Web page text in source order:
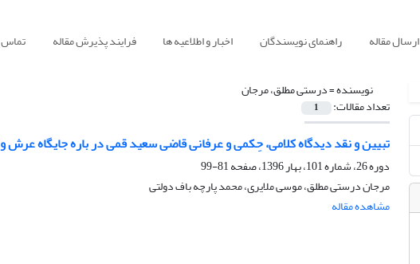
ارسال مقاله راهنمای نویسندگان اخبار و اطلاعیه ها فرایند پذیرش مقاله تماس
نویسنده =درستی مطلق، مرجان
تعداد مقالات: 1
تبیین و نقد دیدگاه کلامی، حِکمی و عرفانی قاضی سعید قمی در باره جایگاه
دوره 26، شماره 101، بهار 1396، صفحه
81-99
مرجان درستی مطلق، موسی ملایری، محمد پارچه باف دولتی
مشاهده مقاله